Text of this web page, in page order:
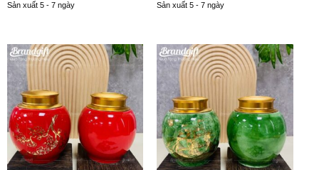
Sản xuất 5 - 7 ngày
Sản xuất 5 - 7 ngày